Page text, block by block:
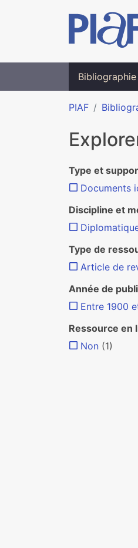
Bibliographie
PIAF
Type et
Documents
Discipline et
Type de
Article de
Année de
Entre 1900
Ressource en
Non (1)